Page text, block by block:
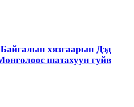
хязгаарын Дэд
шатахуун гуйв